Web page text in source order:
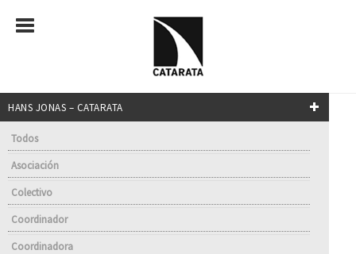
HANS JONAS – CATARATA
Todos
Asociación
Colectivo
Coordinador
Coordinadora